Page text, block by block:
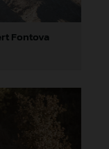
Fontova